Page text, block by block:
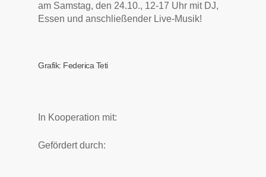
am Samstag, den 24.10., 12-17 Uhr mit DJ,
Essen und anschließender Live-Musik!
Grafik: Federica Teti
In Kooperation mit:
Gefördert durch: